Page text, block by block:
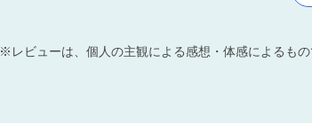
※レビューは、個人の主観による感想・体感によるも